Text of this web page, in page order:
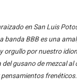
en San Luis
banda BBB es una
orgullo por nuestro
del gusano de mezcal
frenéticos.